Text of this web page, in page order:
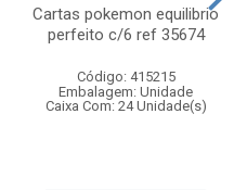
Cartas pokemon equilibrio
perfeito c/6 ref 35674
Código: 415215
Embalagem: Unidade
Caixa Com: 24 Unidade(s)